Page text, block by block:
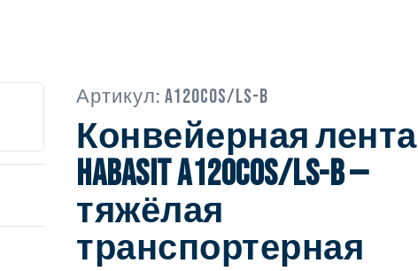
Артикул: A120COS/LS-B
Конвейерная лента
Habasit A120COS/LS-B —
тяжёлая
транспортерная